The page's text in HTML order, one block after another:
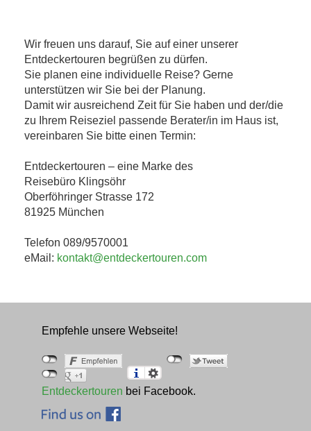
Wir freuen uns darauf, Sie auf einer unserer
Entdeckertouren begrüßen zu dürfen.
Sie planen eine individuelle Reise? Gerne
unterstützen wir Sie bei der Planung.
Damit wir ausreichend Zeit für Sie haben und der/die
zu Ihrem Reiseziel passende Berater/in im Haus ist,
vereinbaren Sie bitte einen Termin:
Entdeckertouren – eine Marke des
Reisebüro Klingsöhr
Oberföhringer Strasse 172
81925 München
Telefon 089/9570001
eMail: kontakt@entdeckertouren.com
Empfehle unsere Webseite!
Entdeckertouren bei Facebook.